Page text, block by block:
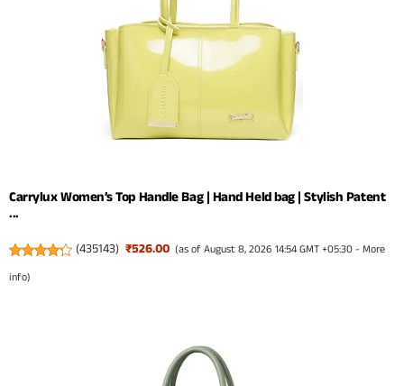
Carrylux Women’s Top Handle Bag | Hand Held bag | Stylish Patent
...
(435143) ₹526.00 (as of August 8, 2026 14:54 GMT +05:30 -More
info)